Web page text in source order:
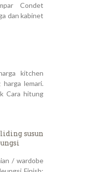
Condet
dan kabinet
kitchen
lemari.
Cara hitung
susun
/ wardobe